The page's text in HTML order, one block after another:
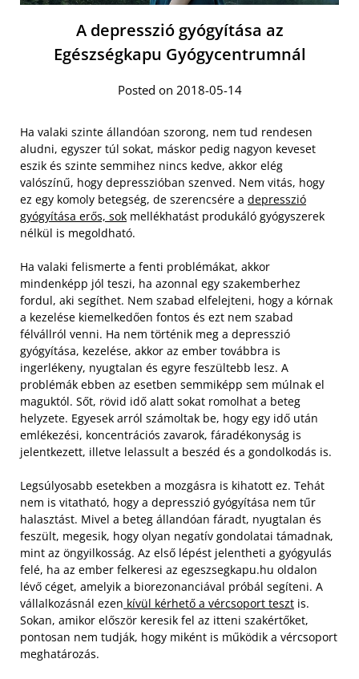
A depresszió gyógyítása az
Egészségkapu Gyógycentrumnál
Posted on 2018-05-14
Ha valaki szinte állandóan szorong, nem tud rendesen
aludni, egyszer túl sokat, máskor pedig nagyon keveset
eszik és szinte semmihez nincs kedve, akkor elég
valószínű, hogy depresszióban szenved. Nem vitás, hogy
ez egy komoly betegség, de szerencsére a depresszió
gyógyítása erős, sok mellékhatást produkáló gyógyszerek
nélkül is megoldható.
Ha valaki felismerte a fenti problémákat, akkor
mindenképp jól teszi, ha azonnal egy szakemberhez
fordul, aki segíthet. Nem szabad elfelejteni, hogy a kórnak
a kezelése kiemelkedően fontos és ezt nem szabad
félvállról venni. Ha nem történik meg a depresszió
gyógyítása, kezelése, akkor az ember továbbra is
ingerlékeny, nyugtalan és egyre feszültebb lesz. A
problémák ebben az esetben semmiképp sem múlnak el
maguktól. Sőt, rövid idő alatt sokat romolhat a beteg
helyzete. Egyesek arról számoltak be, hogy egy idő után
emlékezési, koncentrációs zavarok, fáradékonyság is
jelentkezett, illetve lelassult a beszéd és a gondolkodás is.
Legsúlyosabb esetekben a mozgásra is kihatott ez. Tehát
nem is vitatható, hogy a depresszió gyógyítása nem tűr
halasztást. Mivel a beteg állandóan fáradt, nyugtalan és
feszült, megesik, hogy olyan negatív gondolatai támadnak,
mint az öngyilkosság. Az első lépést jelentheti a gyógyulás
felé, ha az ember felkeresi az egeszsegkapu.hu oldalon
lévő céget, amelyik a biorezonanciával próbál segíteni. A
vállalkozásnál ezen kívül kérhető a vércsoport teszt is.
Sokan, amikor először keresik fel az itteni szakértőket,
pontosan nem tudják, hogy miként is működik a vércsoport
meghatározás.